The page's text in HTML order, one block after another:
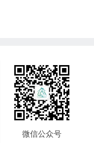
微信公众号